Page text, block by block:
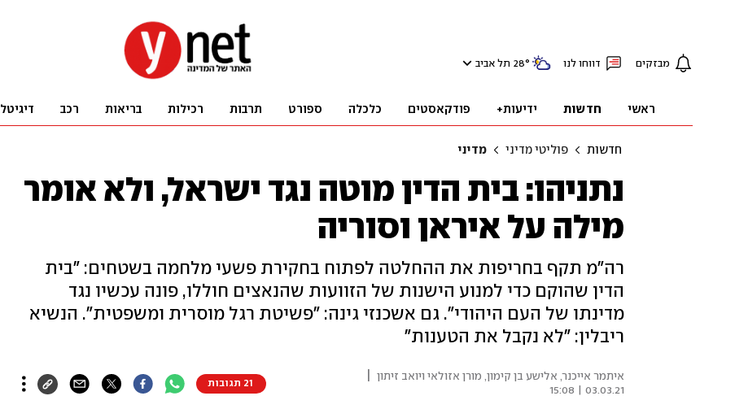
מבזקים דווחו לנו 28° תל אביב
ראשי חדשות ידיעות+ פודקאסטים כלכלה ספורט תרבות רכילות בריאות רכב דיגיטל
חדשות פוליטי מדיני מדיני
נתניהו: בית הדין מוטה נגד ישראל, ולא אומר
מילה על איראן וסוריה
רה"מ תקף בחריפות את ההחלטה לפתוח בחקירת פשעי מלחמה בשטחים: "בית
הדין שהוקם כדי למנוע הישנות של הזוועות שהנאצים חוללו, פונה עכשיו נגד
מדינתו של העם היהודי". גם אשכנזי גינה: "פשיטת רגל מוסרית ומשפטית". הנשיא
ריבלין: "לא נקבל את הטענות"
איתמר אייכנר, אלישע בן קימון, מורן אזולאי ויואב זיתון
03.03.21 | 15:08
21 תגובות